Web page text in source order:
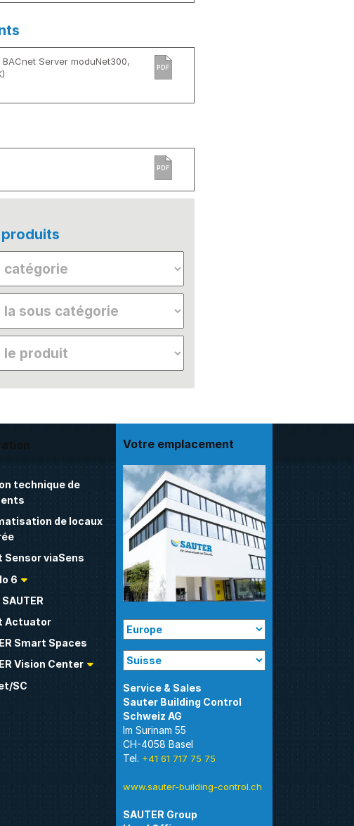
Server moduNet300,
PDF
PDF
produits
technique de
de locaux
Sensor viaSens
6
Actuator
Smart Spaces
Vision Center
SC
Votre emplacement
Sauter Building Control
Im Surinam 55
CH-4058 Basel
Tel. +41 61 717 75 75
www.sauter-building-control.ch
SAUTER Group